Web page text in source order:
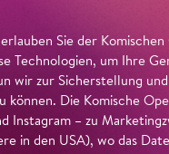
Sie der
Technologien, um Ihre
wir zur Sicherstellung
können. Die Komische
Instagram – zu
in den USA), wo das